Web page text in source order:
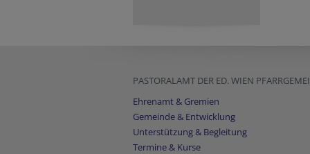
PASTORALAMT DER ED. WIEN
Ehrenamt & Gremien
Gemeinde & Entwicklung
Unterstützung & Begleitung
Termine & Kurse